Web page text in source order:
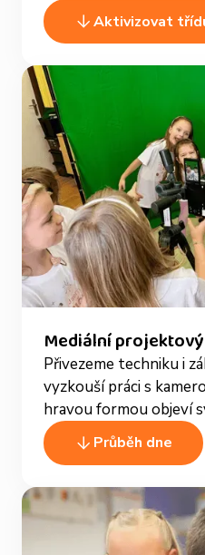
Aktivizovat
Mediální projektový
Přivezeme techniku i
vyzkouší práci s
hravou formou objeví
Průběh dne